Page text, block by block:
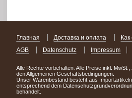
Главная Доставка и оплата
Как
AGB
Datenschutz Impressum
Alle Rechte vorbehalten. Alle Preise inkl.
den Allgemeinen Geschäftsbedingungen.
Unser Warenbestand besteht aus
entsprechend dem
behandelt.